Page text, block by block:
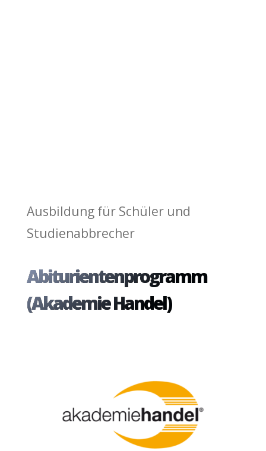
Ausbildung für Schüler und
Studienabbrecher
Abiturientenprogramm
(Akademie Handel)